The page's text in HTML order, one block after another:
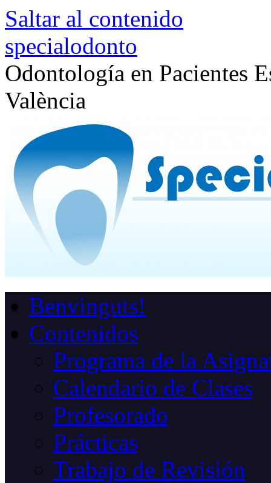
Saltar al contenido
specialodonto
Odontología en Pacientes
València
Benvinguts!
Contenidos
Programa de la
Calendario de Clases
Profesorado
Prácticas
Trabajo de Revisión